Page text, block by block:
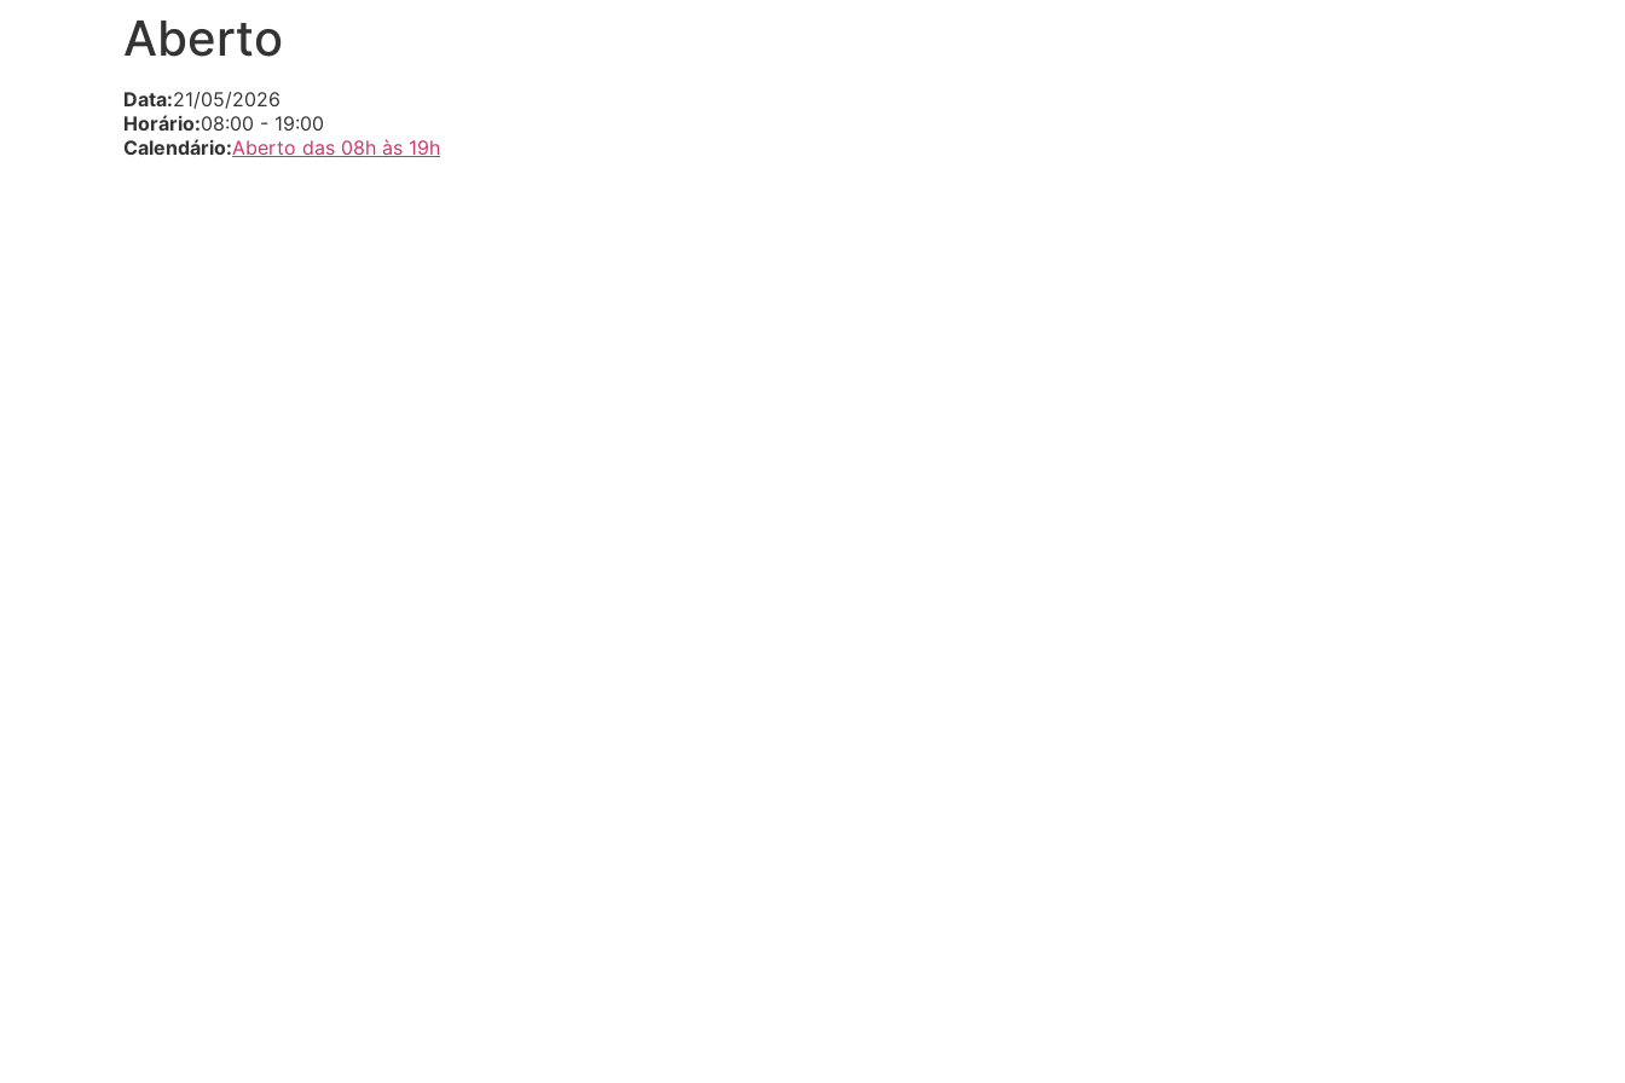
Aberto
Data:21/05/2026
Horário:08:00 - 19:00
Calendário:Aberto das 08h às 19h